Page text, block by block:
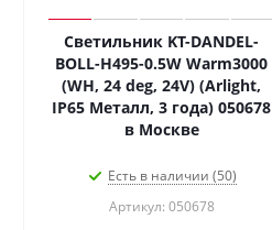
Светильник KT-DANDEL-
BOLL-H495-0.5W Warm3000
(WH, 24 deg, 24V) (Arlight,
IP65 Металл, 3 года) 050678
в Москве
Есть в наличии (50)
Артикул: 050678